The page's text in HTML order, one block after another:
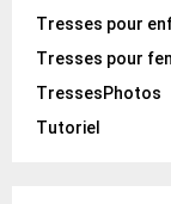
Tresses pour
Tresses pour
TressesPhotos
Tutoriel